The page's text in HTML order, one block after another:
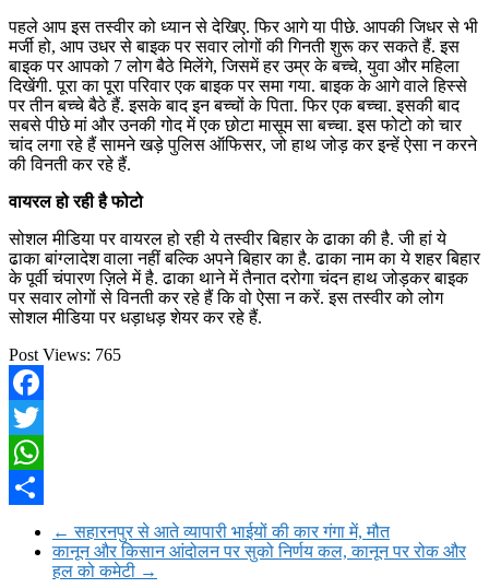
पहले आप इस तस्वीर को ध्यान से देखिए. फिर आगे या पीछे. आपकी जिधर से भी
मर्जी हो, आप उधर से बाइक पर सवार लोगों की गिनती शुरू कर सकते हैं. इस
बाइक पर आपको 7 लोग बैठे मिलेंगे, जिसमें हर उम्र के बच्चे, युवा और महिला
दिखेंगी. पूरा का पूरा परिवार एक बाइक पर समा गया. बाइक के आगे वाले हिस्से
पर तीन बच्चे बैठे हैं. इसके बाद इन बच्चों के पिता. फिर एक बच्चा. इसकी बाद
सबसे पीछे मां और उनकी गोद में एक छोटा मासूम सा बच्चा. इस फोटो को चार
चांद लगा रहे हैं सामने खड़े पुलिस ऑफिसर, जो हाथ जोड़ कर इन्हें ऐसा न करने
की विनती कर रहे हैं.
वायरल हो रही है फोटो
सोशल मीडिया पर वायरल हो रही ये तस्वीर बिहार के ढाका की है. जी हां ये
ढाका बांग्लादेश वाला नहीं बल्कि अपने बिहार का है. ढाका नाम का ये शहर बिहार
के पूर्वी चंपारण ज़िले में है. ढाका थाने में तैनात दरोगा चंदन हाथ जोड़कर बाइक
पर सवार लोगों से विनती कर रहे हैं कि वो ऐसा न करें. इस तस्वीर को लोग
सोशल मीडिया पर धड़ाधड़ शेयर कर रहे हैं.
Post Views: 765
Facebook
Twitter
WhatsApp
← सहारनपुर से आते व्यापारी भाईयों की कार गंगा में, मौत
कानून और किसान आंदोलन पर सुको निर्णय कल, कानून पर रोक और
हल को कमेटी →